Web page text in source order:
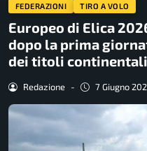
FEDERAZIONI TIRO A VOLO
Europeo di Elica
dopo la prima
dei titoli continentali
Redazione - 7 Giugno